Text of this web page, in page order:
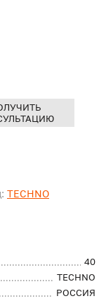
TECHNO
40
TECHNO
РОССИЯ